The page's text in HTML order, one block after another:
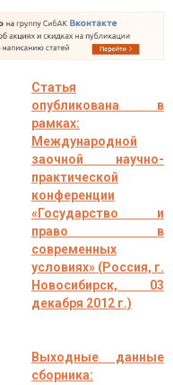
Статья
опубликована в
рамках:
Международной
заочной научно-
практической
конференции
«Государство и
право в
современных
условиях» (Россия, г.
Новосибирск, 03
декабря 2012 г.)
Выходные данные
сборника: